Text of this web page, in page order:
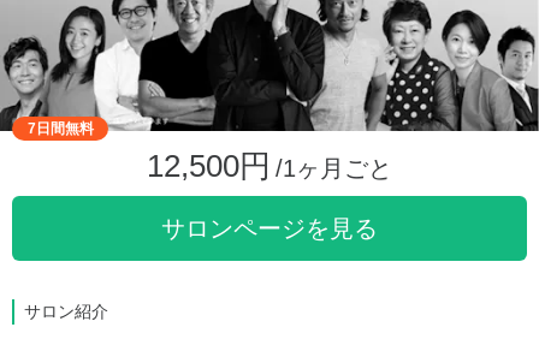
7日間無料
12,500円 /1ヶ月ごと
サロンページを見る
サロン紹介